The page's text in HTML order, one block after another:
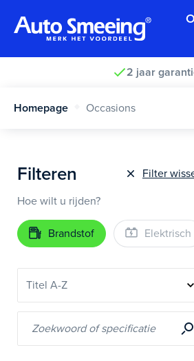
2 jaar
Homepage Occasions
Filteren
Filter
Hoe wilt u rijden?
Brandstof Elektrisch